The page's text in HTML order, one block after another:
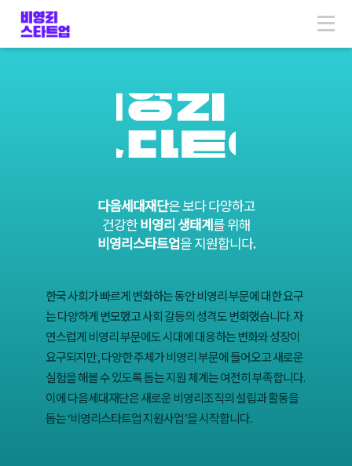
content
다음세대재단은 보다 다양하고
건강한비영리 생태계를 위해
비영리스타트업을 지원합니다.
한국 사회가 빠르게 변화하는 동안 비영리 부문에 대한 요구
는 다양하게 변모했고 사회 갈등의 성격도 변화했습니다. 자
연스럽게 비영리 부문에도 시대에 대응하는 변화와 성장이
요구되지만, 다양한 주체가 비영리 부문에 들어오고 새로운
실험을 해볼 수 있도록 돕는 지원 체계는 여전히 부족합니다.
이에 다음세대재단은 새로운 비영리조직의 설립과 활동을
돕는 ‘비영리스타트업 지원사업’을 시작합니다.